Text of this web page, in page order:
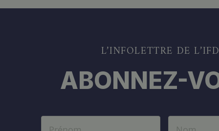
L’INFOLETTRE DE
ABONNEZ-